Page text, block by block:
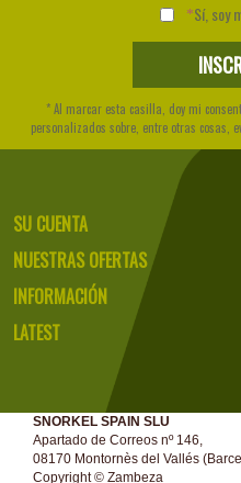
Sí, soy
* Al marcar esta casilla, doy mi
personalizados sobre, entre otras cosas,
SU CUENTA
NUESTRAS OFERTAS
INFORMACIÓN
LATEST
SNORKEL SPAIN SLU
Apartado de Correos nº 146,
08170 Montornès del Vallés
Copyright © Zambeza